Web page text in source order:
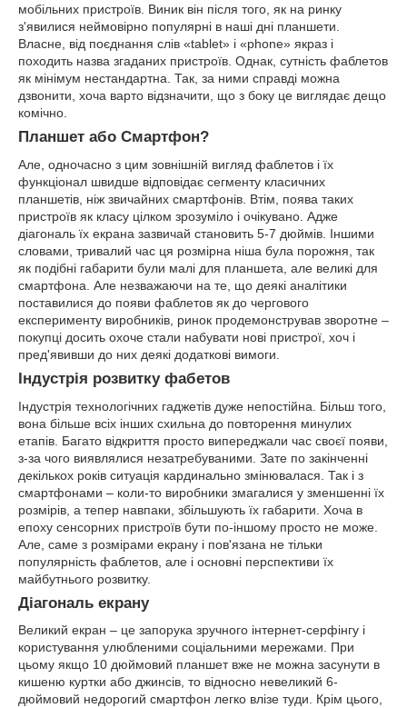
мобільних пристроїв. Виник він після того, як на ринку
з'явилися неймовірно популярні в наші дні планшети.
Власне, від поєднання слів «tablet» і «phone» якраз і
походить назва згаданих пристроїв. Однак, сутність фаблетов
як мінімум нестандартна. Так, за ними справді можна
дзвонити, хоча варто відзначити, що з боку це виглядає дещо
комічно.
Планшет або Смартфон?
Але, одночасно з цим зовнішній вигляд фаблетов і їх
функціонал швидше відповідає сегменту класичних
планшетів, ніж звичайних смартфонів. Втім, поява таких
пристроїв як класу цілком зрозуміло і очікувано. Адже
діагональ їх екрана зазвичай становить 5-7 дюймів. Іншими
словами, тривалий час ця розмірна ніша була порожня, так
як подібні габарити були малі для планшета, але великі для
смартфона. Але незважаючи на те, що деякі аналітики
поставилися до появи фаблетов як до чергового
експерименту виробників, ринок продемонстрував зворотне –
покупці досить охоче стали набувати нові пристрої, хоч і
пред'явивши до них деякі додаткові вимоги.
Індустрія розвитку фабетов
Індустрія технологічних гаджетів дуже непостійна. Більш того,
вона більше всіх інших схильна до повторення минулих
етапів. Багато відкриття просто випереджали час своєї появи,
з-за чого виявлялися незатребуваними. Зате по закінченні
декількох років ситуація кардинально змінювалася. Так і з
смартфонами – коли-то виробники змагалися у зменшенні їх
розмірів, а тепер навпаки, збільшують їх габарити. Хоча в
епоху сенсорних пристроїв бути по-іншому просто не може.
Але, саме з розмірами екрану і пов'язана не тільки
популярність фаблетов, але і основні перспективи їх
майбутнього розвитку.
Діагональ екрану
Великий екран – це запорука зручного інтернет-серфінгу і
користування улюбленими соціальними мережами. При
цьому якщо 10 дюймовий планшет вже не можна засунути в
кишеню куртки або джинсів, то відносно невеликий 6-
дюймовий недорогий смартфон легко влізе туди. Крім цього,